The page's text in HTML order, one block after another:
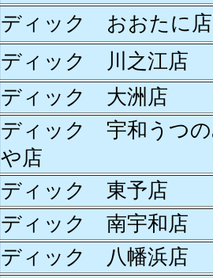
ディック おおたに店
ディック 川之江店
ディック 大洲店
ディック 宇和うつ
や店
ディック 東予店
ディック 南宇和店
ディック 八幡浜店